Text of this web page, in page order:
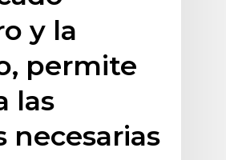
y la
permite
las
necesarias